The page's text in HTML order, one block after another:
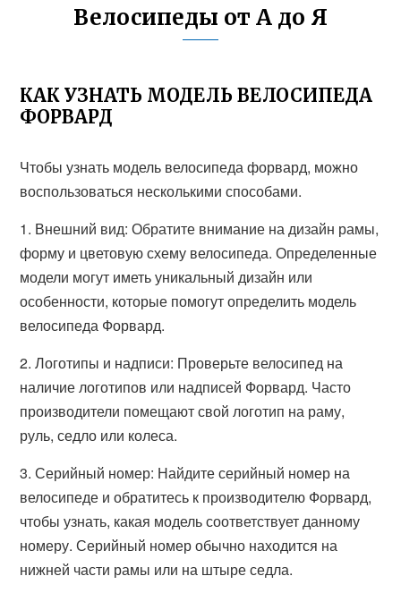
Велосипеды от А до Я
КАК УЗНАТЬ МОДЕЛЬ ВЕЛОСИПЕДА
ФОРВАРД
Чтобы узнать модель велосипеда форвард, можно
воспользоваться несколькими способами.
1. Внешний вид: Обратите внимание на дизайн рамы,
форму и цветовую схему велосипеда. Определенные
модели могут иметь уникальный дизайн или
особенности, которые помогут определить модель
велосипеда Форвард.
2. Логотипы и надписи: Проверьте велосипед на
наличие логотипов или надписей Форвард. Часто
производители помещают свой логотип на раму,
руль, седло или колеса.
3. Серийный номер: Найдите серийный номер на
велосипеде и обратитесь к производителю Форвард,
чтобы узнать, какая модель соответствует данному
номеру. Серийный номер обычно находится на
нижней части рамы или на штыре седла.